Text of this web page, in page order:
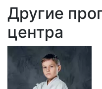
Другие
центра